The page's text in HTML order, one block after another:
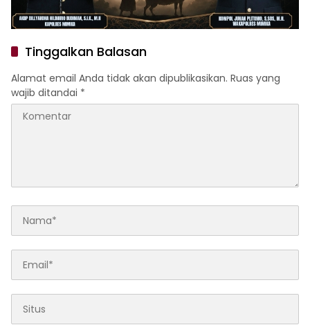
Tinggalkan Balasan
Alamat email Anda tidak akan dipublikasikan. Ruas yang
wajib ditandai *